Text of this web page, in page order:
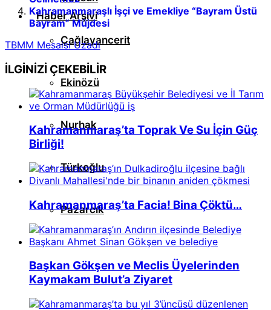
Çağlayancerit
Ekinözü
Nurhak
Türkoğlu
Pazarcık
Haber Arşivi
Kahramanmaraşlı İşçi ve Emekliye “Bayram Üstü
Bayram” Müjdesi
TBMM Mesaisi Uzadı
İLGİNİZİ ÇEKEBİLİR
Kahramanmaraş’ta Toprak Ve Su İçin Güç
Birliği!
Kahramanmaraş’ta Facia! Bina Çöktü…
Başkan Gökşen ve Meclis Üyelerinden
Kaymakam Bulut’a Ziyaret